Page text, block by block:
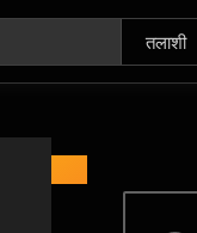
तलाशी